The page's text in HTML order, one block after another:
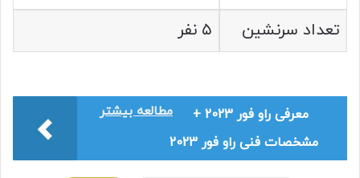
تعداد سرنشین ۵ نفر
مطالعه بیشتر
معرفی راو فور 2023 +
مشخصات فنی راو فور 2023